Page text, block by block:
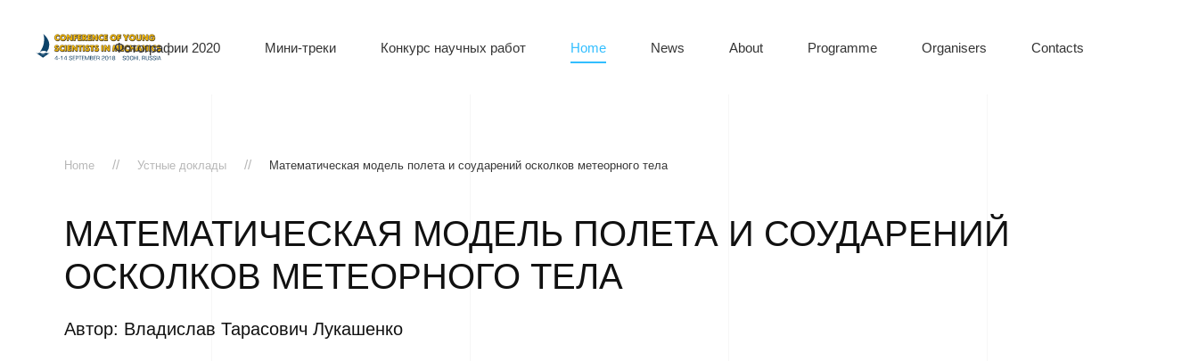
Фотографии 2020 Мини-треки Конкурс научных работ Home News About Programme Organisers Contacts
Home Устные доклады Математическая модель полета и соударений осколков метеорного тела
МАТЕМАТИЧЕСКАЯ МОДЕЛЬ ПОЛЕТА И СОУДАРЕНИЙ
ОСКОЛКОВ МЕТЕОРНОГО ТЕЛА
Автор: Владислав Тарасович Лукашенко